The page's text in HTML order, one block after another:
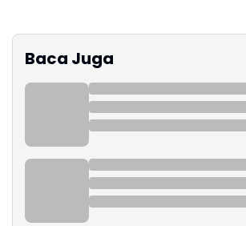
Baca Juga